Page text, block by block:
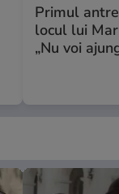
Primul
locul lui
„Nu voi